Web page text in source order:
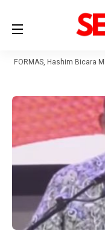
FORMAS, Hashim Bicara